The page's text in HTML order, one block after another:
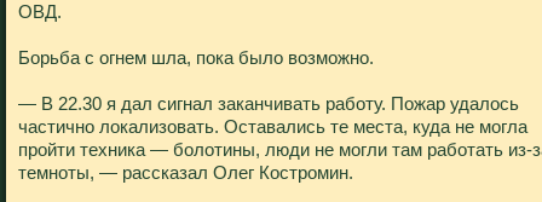
ОВД.
Борьба с огнем шла, пока было возможно.
— В 22.30 я дал сигнал заканчивать работу. Пожар удалось
частично локализовать. Оставались те места, куда не могла
пройти техника — болотины, люди не могли там работать из-
темноты, — рассказал Олег Костромин.